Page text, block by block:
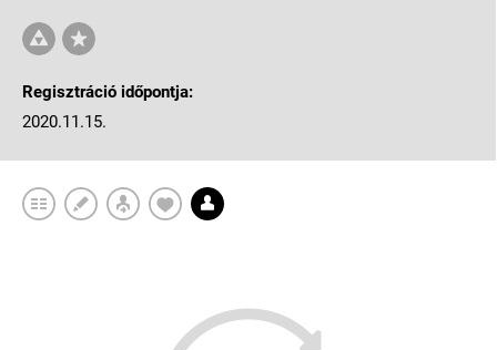
Regisztráció időpontja:
2020.11.15.